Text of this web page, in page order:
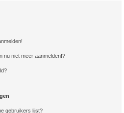
nu niet meer aanmelden!?
gebruikers lijst?